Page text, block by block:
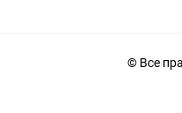
© Все